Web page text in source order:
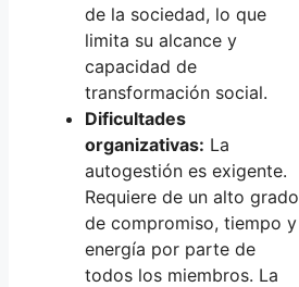
de la sociedad, lo que
limita su alcance y
capacidad de
transformación social.
Dificultades
organizativas: La
autogestión es exigente.
Requiere de un alto grado
de compromiso, tiempo y
energía por parte de
todos los miembros. La